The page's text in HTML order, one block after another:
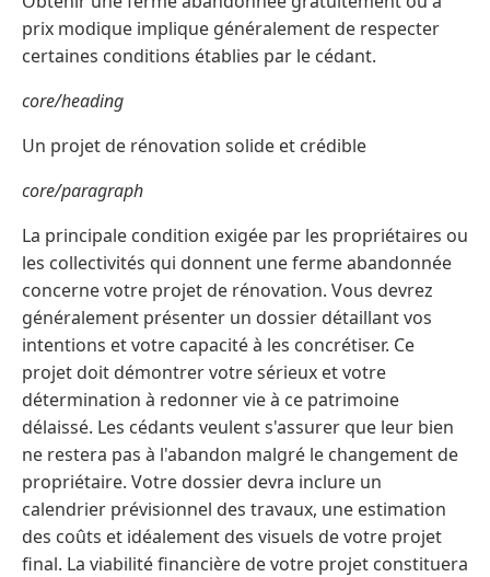
prix modique implique généralement de respecter
certaines conditions établies par le cédant.
core/heading
Un projet de rénovation solide et crédible
core/paragraph
La principale condition exigée par les propriétaires ou
les collectivités qui donnent une ferme abandonnée
concerne votre projet de rénovation. Vous devrez
généralement présenter un dossier détaillant vos
intentions et votre capacité à les concrétiser. Ce
projet doit démontrer votre sérieux et votre
détermination à redonner vie à ce patrimoine
délaissé. Les cédants veulent s'assurer que leur bien
ne restera pas à l'abandon malgré le changement de
propriétaire. Votre dossier devra inclure un
calendrier prévisionnel des travaux, une estimation
des coûts et idéalement des visuels de votre projet
final. La viabilité financière de votre projet constituera